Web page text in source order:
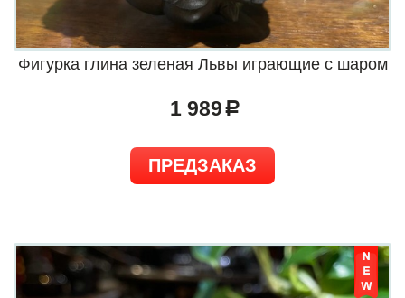
Фигурка глина зеленая Львы играющие с шаром
1 989 a
ПРЕДЗАКАЗ